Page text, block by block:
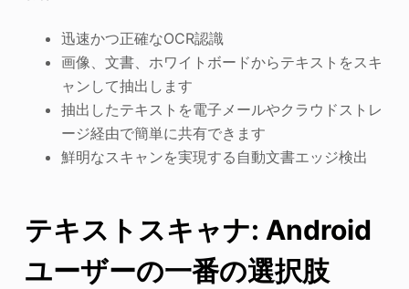
迅速かつ正確なOCR認識
画像、文書、ホワイトボードからテキストをスキ
ャンして抽出します
抽出したテキストを電子メールやクラウドストレ
ージ経由で簡単に共有できます
鮮明なスキャンを実現する自動文書エッジ検出
テキストスキャナ: Android
ユーザーの一番の選択肢